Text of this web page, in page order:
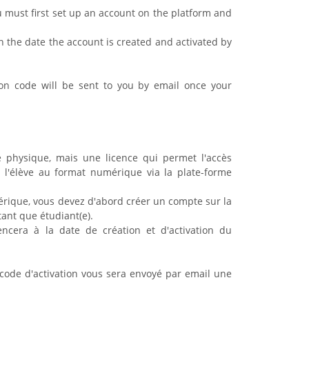
must first set up an account on the platform and
the date the account is created and activated by
code will be sent to you by email once your
physique, mais une licence qui permet l'accès
au format numérique via la plate-forme
vous devez d'abord créer un compte sur la
que étudiant(e).
à la date de création et d'activation du
code d'activation vous sera envoyé par email une